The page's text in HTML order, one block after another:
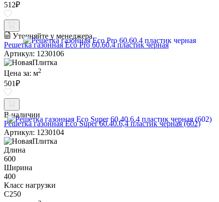
512₽
Уточняйте у менеджера
Решетка газонная Eco Pro 60.60.4 пластик черная
Артикул: 1230106
Цена за: м2
501₽
В наличии
Решетка газонная Eco Super 60.40.6,4 пластик черная (602)
Артикул: 1230104
Длина
600
Ширина
400
Класс нагрузки
C250